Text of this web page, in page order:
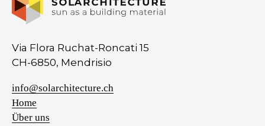
Via Flora Ruchat-Roncati 15
CH-6850, Mendrisio
info@solarchitecture.ch
Home
Über uns